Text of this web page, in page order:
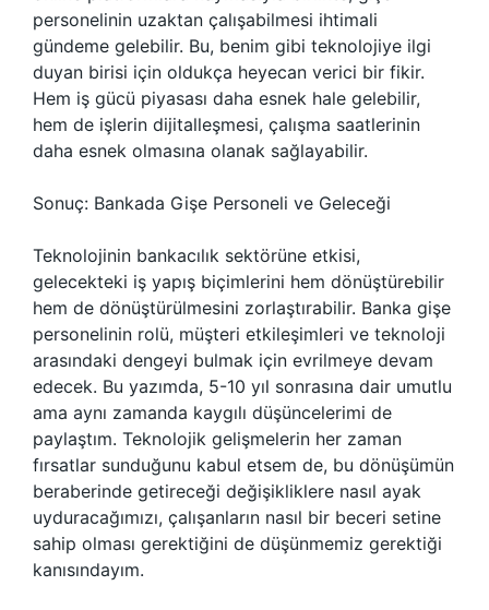
personelinin uzaktan çalışabilmesi ihtimali
gündeme gelebilir. Bu, benim gibi teknolojiye ilgi
duyan birisi için oldukça heyecan verici bir fikir.
Hem iş gücü piyasası daha esnek hale gelebilir,
hem de işlerin dijitalleşmesi, çalışma saatlerinin
daha esnek olmasına olanak sağlayabilir.
Sonuç: Bankada Gişe Personeli ve Geleceği
Teknolojinin bankacılık sektörüne etkisi,
gelecekteki iş yapış biçimlerini hem dönüştürebilir
hem de dönüştürülmesini zorlaştırabilir. Banka gişe
personelinin rolü, müşteri etkileşimleri ve teknoloji
arasındaki dengeyi bulmak için evrilmeye devam
edecek. Bu yazımda, 5-10 yıl sonrasına dair umutlu
ama aynı zamanda kaygılı düşüncelerimi de
paylaştım. Teknolojik gelişmelerin her zaman
fırsatlar sunduğunu kabul etsem de, bu dönüşümün
beraberinde getireceği değişikliklere nasıl ayak
uyduracağımızı, çalışanların nasıl bir beceri setine
sahip olması gerektiğini de düşünmemiz gerektiği
kanısındayım.